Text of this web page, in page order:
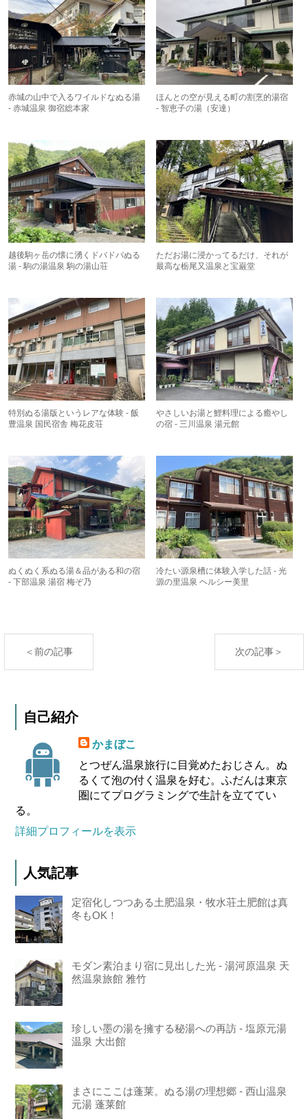
赤城の山中で入るワイルドなぬる湯
- 赤城温泉 御宿総本家
ほんとの空が見える町の割烹的湯宿
- 智恵子の湯（安達）
越後駒ヶ岳の懐に湧くドバドバぬる
湯 - 駒の湯温泉 駒の湯山荘
ただお湯に浸かってるだけ、それが
最高な栃尾又温泉と宝巌堂
特別ぬる湯版というレアな体験 - 飯
豊温泉 国民宿舎 梅花皮荘
やさしいお湯と鯉料理による癒やし
の宿 - 三川温泉 湯元館
ぬくぬく系ぬる湯＆品がある和の宿
- 下部温泉 湯宿 梅ぞ乃
冷たい源泉槽に体験入学した話 - 光
源の里温泉 ヘルシー美里
＜前の記事 次の記事＞
自己紹介
かまぼこ
とつぜん温泉旅行に目覚めたおじさん。ぬ
るくて泡の付く温泉を好む。ふだんは東京
圏にてプログラミングで生計を立ててい
る。
詳細プロフィールを表示
人気記事
定宿化しつつある土肥温泉・牧水荘土肥館は真
冬もOK！
モダン素泊まり宿に見出した光 - 湯河原温泉 天
然温泉旅館 雅竹
珍しい墨の湯を擁する秘湯への再訪 - 塩原元湯
温泉 大出館
まさにここは蓬莱。ぬる湯の理想郷 - 西山温泉
元湯 蓬莱館